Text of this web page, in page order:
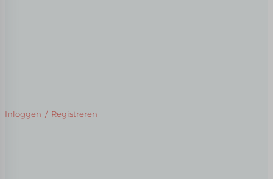
Inloggen / Registreren